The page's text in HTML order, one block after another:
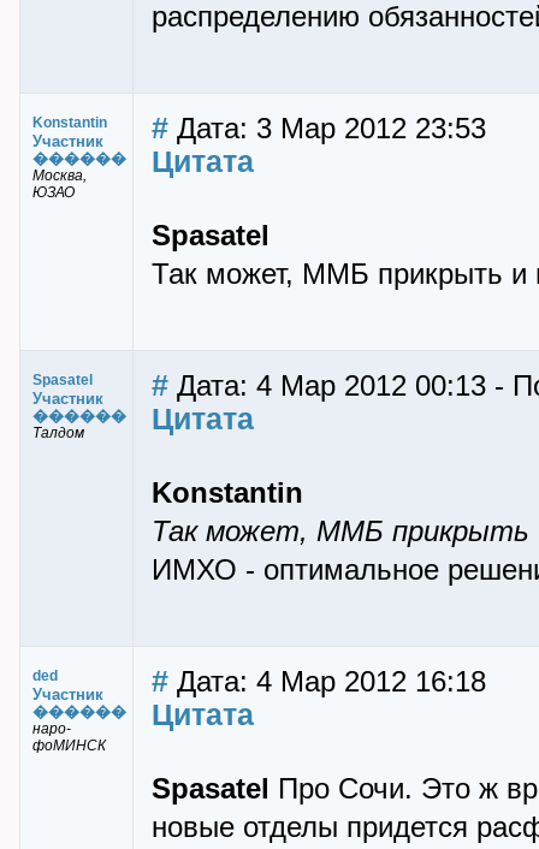
распределению
Konstantin
Участник
������
Москва,
ЮЗАО
# Дата: 3 Мар 2012 23:53
Цитата
Spasatel
Так может, ММБ прикрыть и
Spasatel
Участник
������
Талдом
# Дата: 4 Мар 2012 00:13 -
Цитата
Konstantin
Так может, ММБ прикрыть
ИМХО - оптимальное
ded
Участник
������
наро-
фоМИНСК
# Дата: 4 Мар 2012 16:18
Цитата
Spasatel Про Сочи. Это ж
новые отделы придется